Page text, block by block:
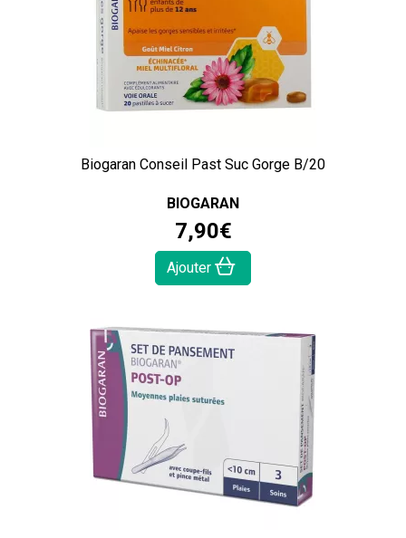
Biogaran Conseil Past Suc Gorge B/20
BIOGARAN
7,90€
Ajouter